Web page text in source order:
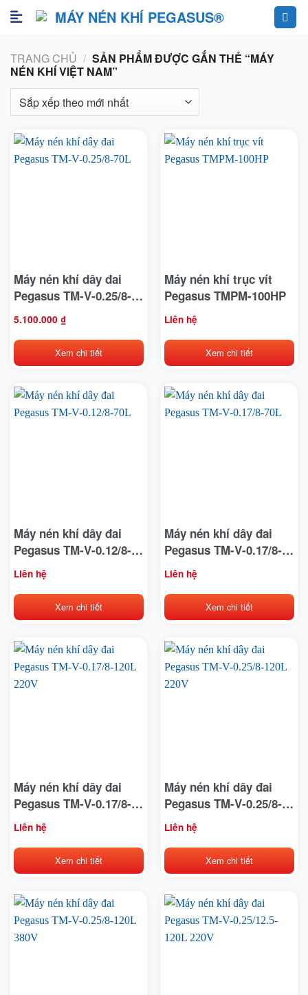
Skip
TRANG CHỦ / SẢN PHẨM ĐƯỢC GẮN THẺ “MÁY
NÉN KHÍ VIỆT NAM”
Máy nén khí dây đai
Pegasus TM-V-0.25/8-
70L
5.100.000 ₫
Xem chi tiết
Máy nén khí trục vít
Pegasus TMPM-100HP
Liên hệ
Xem chi tiết
Máy nén khí dây đai
Pegasus TM-V-0.12/8-
70L
Liên hệ
Xem chi tiết
Máy nén khí dây đai
Pegasus TM-V-0.17/8-
70L
Liên hệ
Xem chi tiết
Máy nén khí dây đai
Pegasus TM-V-0.17/8-
120L 220V
Liên hệ
Xem chi tiết
Máy nén khí dây đai
Pegasus TM-V-0.25/8-
120L 220V
Liên hệ
Xem chi tiết